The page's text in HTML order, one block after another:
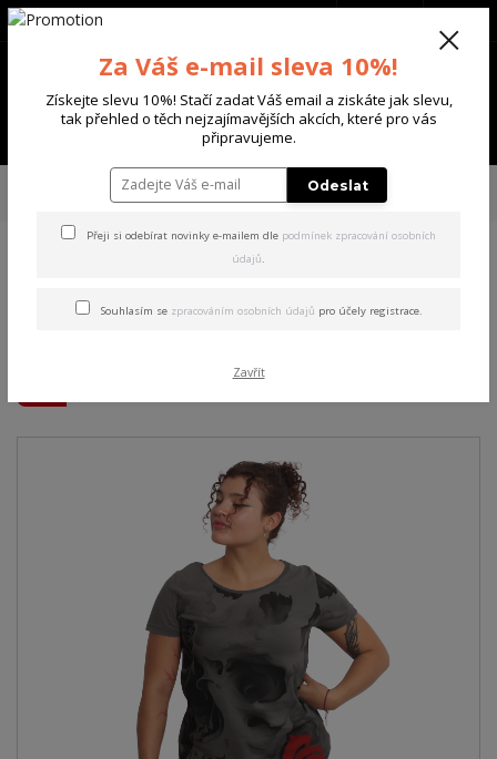
Menu
+420 702 136 620
TRIČKA & TÍLKA
Yakuza dámské tílko Floating Curved
Crew Neck T-Shirt steel/gray XL
Curved Crew Neck T-Shirt
Za Váš e-mail sleva 10%!
Získejte slevu 10%! Stačí zadat Váš email a ziskáte jak slevu,
tak přehled o těch nejzajímavějších akcích, které pro vás
připravujeme.
Odeslat
Přeji si odebírat novinky e-mailem dle podmínek zpracování osobních
údajů.
Souhlasím se zpracováním osobních údajů pro účely registrace.
Zavřít